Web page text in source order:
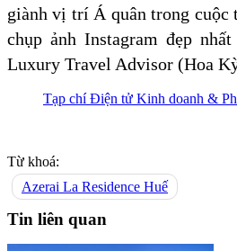
giành vị trí Á quân trong cuộc
chụp ảnh Instagram đẹp
Luxury Travel Advisor (Hoa
Tạp chí Điện tử Kinh doanh &
Từ khoá:
Azerai La Residence Huế
Tin liên quan